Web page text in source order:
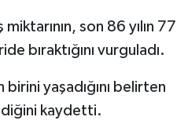
son 86 yılın 77
bıraktığını vurguladı.
birini yaşadığını belirten
kaydetti.